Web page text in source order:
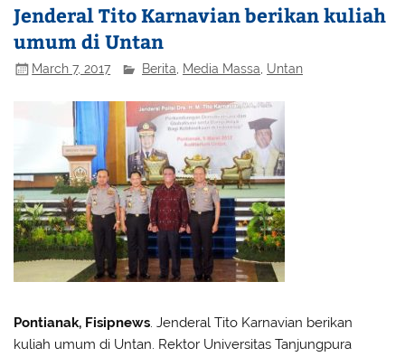
Jenderal Tito Karnavian berikan kuliah
umum di Untan
March 7, 2017 Berita Media Massa Untan
Pontianak, Fisipnews. Jenderal Tito Karnavian berikan
kuliah umum di Untan. Rektor Universitas Tanjungpura